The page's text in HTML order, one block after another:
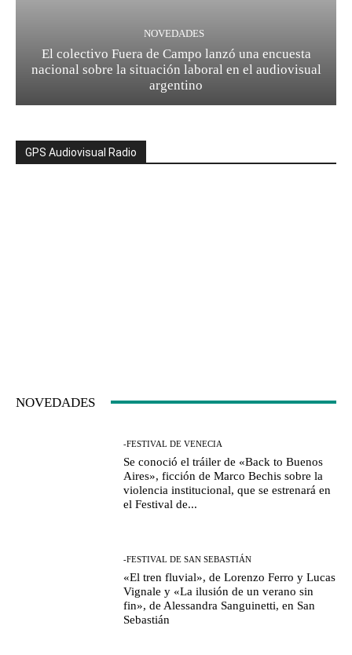
NOVEDADES
El colectivo Fuera de Campo lanzó una encuesta
nacional sobre la situación laboral en el audiovisual
argentino
GPS Audiovisual Radio
NOVEDADES
-FESTIVAL DE VENECIA
Se conoció el tráiler de «Back to Buenos
Aires», ficción de Marco Bechis sobre la
violencia institucional, que se estrenará en
el Festival de...
-FESTIVAL DE SAN SEBASTIÁN
«El tren fluvial», de Lorenzo Ferro y Lucas
Vignale y «La ilusión de un verano sin
fin», de Alessandra Sanguinetti, en San
Sebastián